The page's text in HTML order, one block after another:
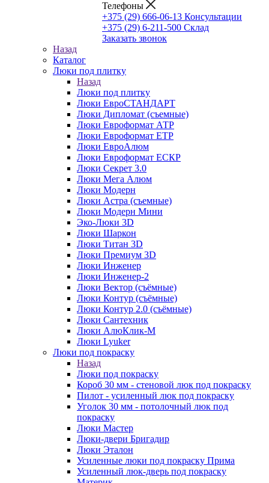
Телефоны
+375 (29) 666-06-13 Консультации
+375 (29) 6-211-500 Склад
Заказать звонок
Назад
Каталог
Люки под плитку
Назад
Люки под плитку
Люки ЕвроСТАНДАРТ
Люки Дипломат (съемные)
Люки Евроформат АТР
Люки Евроформат ЕТР
Люки ЕвроАлюм
Люки Евроформат ЕСКР
Люки Секрет 3.0
Люки Мега Алюм
Люки Модерн
Люки Астра (съемные)
Люки Модерн Мини
Эко-Люки 3D
Люки Шаркон
Люки Титан 3D
Люки Премиум 3D
Люки Инженер
Люки Инженер-2
Люки Вектор (съёмные)
Люки Контур (съёмные)
Люки Контур 2.0 (съёмные)
Люки Сантехник
Люки АлюКлик-М
Люки Lyuker
Люки под покраску
Назад
Люки под покраску
Короб 30 мм - стеновой люк под покраску
Пилот - усиленный люк под покраску
Уголок 30 мм - потолочный люк под
покраску
Люки Мастер
Люки-двери Бригадир
Люки Эталон
Усиленные люки под покраску Прима
Усиленный люк-дверь под покраску